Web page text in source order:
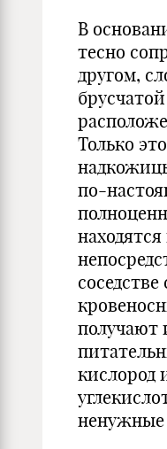
В
тесно
другом,
Только
по-
находятся
получают
кислород
ненужные